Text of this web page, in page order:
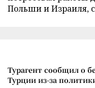
Польши и Израиля,
Турагент сообщил о
Турции из-за